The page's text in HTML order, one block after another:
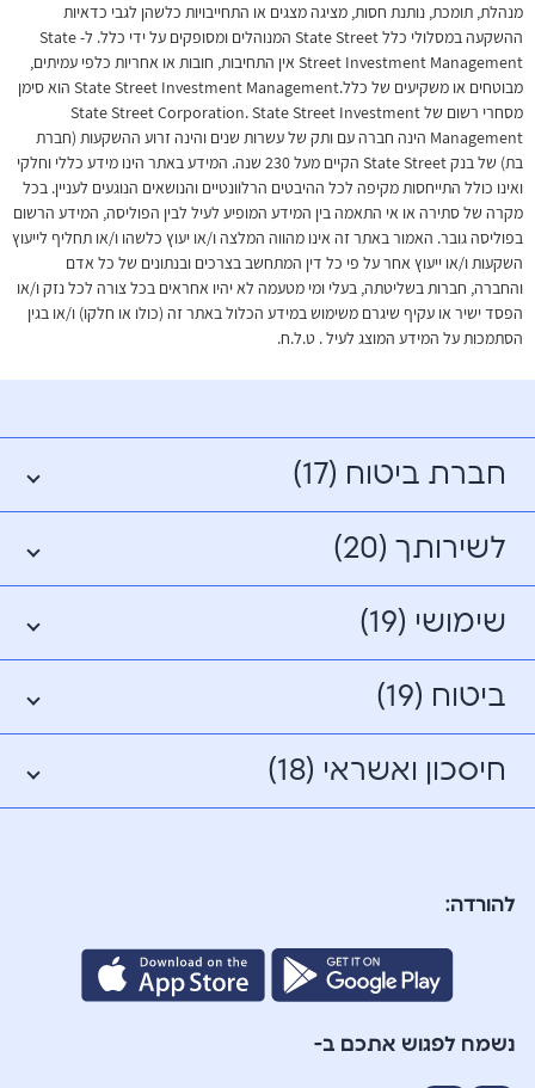
מנהלת, תומכת, נותנת חסות, מציגה מצגים או התחייבויות כלשהן לגבי כדאיות
ההשקעה במסלולי כלל State Street המנוהלים ומסופקים על ידי כלל. ל- State
Street Investment Management אין התחיבות, חובות או אחריות כלפי עמיתים,
מבוטחים או משקיעים של כלל.State Street Investment Management הוא סימן
מסחרי רשום של State Street Corporation. State Street Investment
Management הינה חברה עם ותק של עשרות שנים והינה זרוע ההשקעות (חברת
בת) של בנק State Street הקיים מעל 230 שנה. המידע באתר הינו מידע כללי וחלקי
ואינו כולל התייחסות מקיפה לכל ההיבטים הרלוונטיים והנושאים הנוגעים לעניין. בכל
מקרה של סתירה או אי התאמה בין המידע המופיע לעיל לבין הפוליסה, המידע הרשום
בפוליסה גובר. האמור באתר זה אינו מהווה המלצה ו/או יעוץ כלשהו ו/או תחליף לייעוץ
השקעות ו/או ייעוץ אחר על פי כל דין המתחשב בצרכים ובנתונים של כל אדם
והחברה, חברות בשליטתה, בעלי ומי מטעמה לא יהיו אחראים בכל צורה לכל נזק ו/או
הפסד ישיר או עקיף שיגרם משימוש במידע הכלול באתר זה (כולו או חלקו) ו/או בגין
הסתמכות על המידע המוצג לעיל . ט.ל.ח.
חברת ביטוח (17)
לשירותך (20)
שימושי (19)
ביטוח (19)
חיסכון ואשראי (18)
להורדה:
נשמח לפגוש אתכם ב-